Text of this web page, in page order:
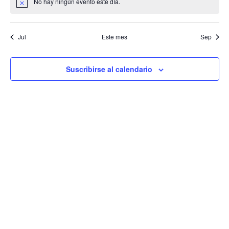
Aviso
Jul Este mes Sep
Suscribirse al calendario